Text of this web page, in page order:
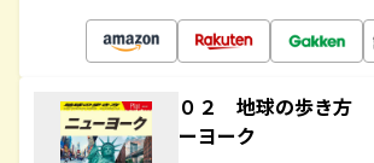
０２ 地球の歩き方
ーヨーク